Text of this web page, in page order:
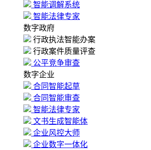
智能调解系统
智能法律专家
数字政府
行政执法智能办案
行政案件质量评查
公平竞争审查
数字企业
合同智能起草
合同智能审查
智能法律专家
文书生成智能体
企业风控大师
企业数字一体化